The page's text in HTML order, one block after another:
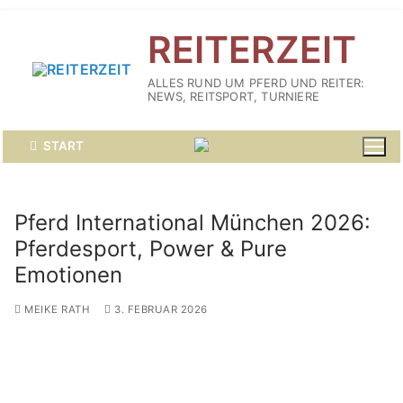
springen
REITERZEIT
ALLES RUND UM PFERD UND REITER:
NEWS, REITSPORT, TURNIERE
START
Pferd International München 2026:
Pferdesport, Power & Pure
Emotionen
MEIKE RATH 3. FEBRUAR 2026